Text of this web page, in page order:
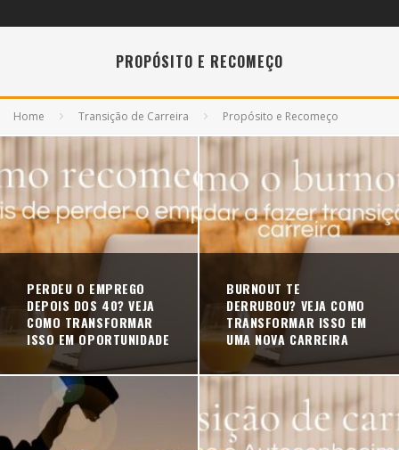
PROPÓSITO E RECOMEÇO
Home Transição de Carreira Propósito e Recomeço
PERDEU O EMPREGO
DEPOIS DOS 40? VEJA
COMO TRANSFORMAR
ISSO EM OPORTUNIDADE
BURNOUT TE
DERRUBOU? VEJA COMO
TRANSFORMAR ISSO EM
UMA NOVA CARREIRA